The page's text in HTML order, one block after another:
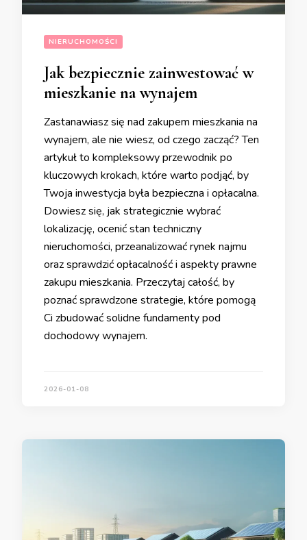
NIERUCHOMOŚCI
Jak bezpiecznie zainwestować w
mieszkanie na wynajem
Zastanawiasz się nad zakupem mieszkania na
wynajem, ale nie wiesz, od czego zacząć? Ten
artykuł to kompleksowy przewodnik po
kluczowych krokach, które warto podjąć, by
Twoja inwestycja była bezpieczna i opłacalna.
Dowiesz się, jak strategicznie wybrać
lokalizację, ocenić stan techniczny
nieruchomości, przeanalizować rynek najmu
oraz sprawdzić opłacalność i aspekty prawne
zakupu mieszkania. Przeczytaj całość, by
poznać sprawdzone strategie, które pomogą
Ci zbudować solidne fundamenty pod
dochodowy wynajem.
2026-01-08